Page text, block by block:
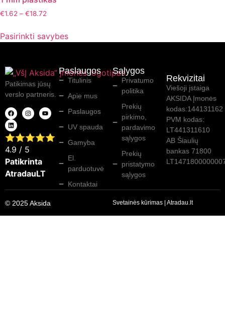
€1.62 – €18.72
Pasirinkti savybes
Patikimas jūsų
verslo partneris.
⭐⭐⭐⭐⭐
4.9 / 5
Patikrinta
AtradauLT
Paslaugos
Titulinis
Apie mus
Paslaugos
UV spauda
Gamyba
El.
parduotuvė
Kontaktai
Sąlygos
Privatumo
politika
Prekių
pirkimo,
pardavimo
sąlygos
Prekių
pristatymo
sąlygos
Rekvizitai
Viešoji įstaiga
AKSIDA Įmonės
kodas:144131162
PVM kodas:
LT441311610
AB Šiaulių
bankas 71800
© 2025 Aksida Svetainės kūrimas | Atradau.lt